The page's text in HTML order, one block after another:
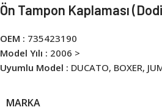
Ön Tampon Kaplaması
OEM : 735423190
Model Yılı : 2006 >
Uyumlu Model : DUCATO, BOXER,
MARKA